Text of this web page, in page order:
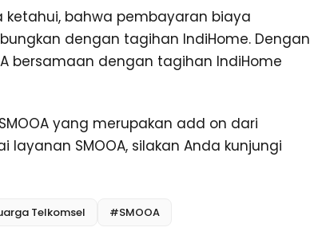
ketahui, bahwa pembayaran biaya
dengan tagihan IndiHome. Dengan
bersamaan dengan tagihan IndiHome
yang merupakan add on dari
SMOOA, silakan Anda kunjungi
Telkomsel #SMOOA